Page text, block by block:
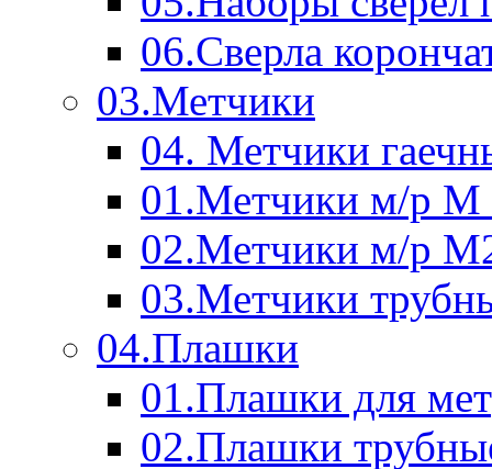
06.Сверла
03.Метчики
04. Метчики
01.Метчики м/р М
02.Метчики м/р
03.Метчики
04.Плашки
01.Плашки для
02.Плашки